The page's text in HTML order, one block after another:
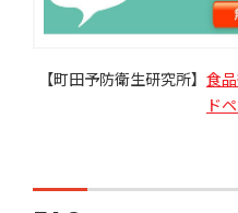
【町田予防衛生研究所】 食
ド